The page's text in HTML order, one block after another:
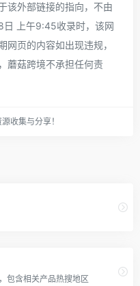
该外部链接的指向，不由
上午9:45收录时，该网
网页的内容如出现违规，
蘑菇跨境不承担任何责
收集与分享！
包含相关产品热搜地区